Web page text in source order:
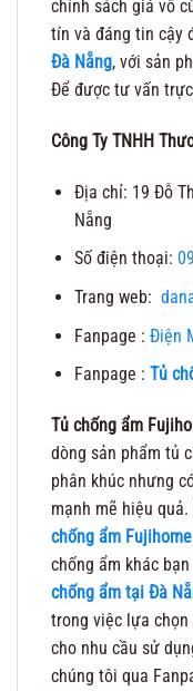
chính sách giá vô
tín và đáng tin cậy
Đà Nẵng, với sản
Để được tư vấn
Công Ty TNHH
Địa chỉ: 19 Đỗ
Nẵng
Số điện thoại:
Trang web:
Fanpage : Điện
Fanpage : Tủ
Tủ chống ẩm
dòng sản phẩm tủ
phân khúc nhưng
mạnh mẽ hiệu
chống ẩm Fujihome
chống ẩm khác
chống ẩm tại Đà
trong việc lựa chọn
cho nhu cầu sử
chúng tôi qua